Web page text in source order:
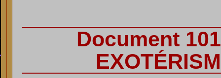
Document